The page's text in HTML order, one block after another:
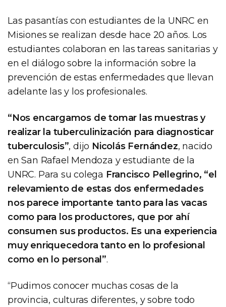
Las pasantías con estudiantes de la UNRC en
Misiones se realizan desde hace 20 años. Los
estudiantes colaboran en las tareas sanitarias y
en el diálogo sobre la información sobre la
prevención de estas enfermedades que llevan
adelante las y los profesionales.
“Nos encargamos de tomar las muestras y
realizar la tuberculinización para diagnosticar
tuberculosis”, dijo Nicolás Fernández, nacido
en San Rafael Mendoza y estudiante de la
UNRC. Para su colega Francisco Pellegrino, “el
relevamiento de estas dos enfermedades
nos parece importante tanto para las vacas
como para los productores, que por ahí
consumen sus productos. Es una experiencia
muy enriquecedora tanto en lo profesional
como en lo personal”.
“Pudimos conocer muchas cosas de la
provincia, culturas diferentes, y sobre todo